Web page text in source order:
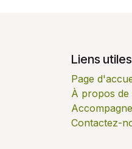
Liens utiles
Page
À propos de
Contactez-